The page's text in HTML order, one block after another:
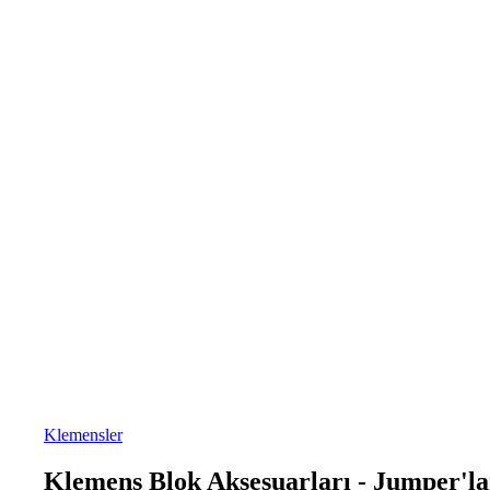
Klemensler
Klemens Blok Aksesuarları -